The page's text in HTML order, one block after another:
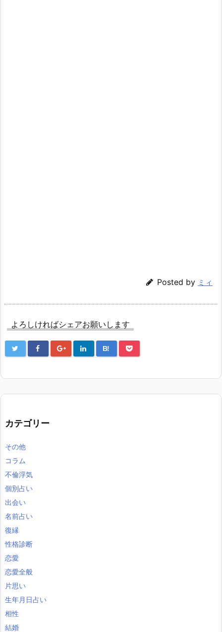
Posted by ミィ
よろしければシェアお願いします
B!
カテゴリー
その他
コラム
不倫浮気
個別占い
出会い
名前占い
復縁
性格診断
恋愛
恋愛全般
片思い
生年月日占い
相性
結婚